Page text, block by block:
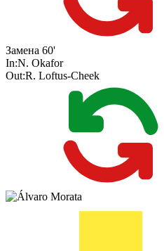
Замена 60'
In:N. Okafor
Out:R. Loftus-Cheek